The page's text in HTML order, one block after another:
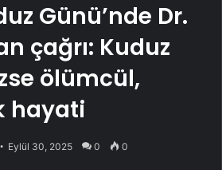
Günü’nde Dr.
çağrı: Kuduz
ölümcül,
hayati
Eylül 30, 2025 0 0